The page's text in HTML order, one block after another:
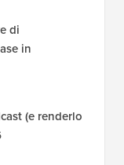
di
in
(e renderlo